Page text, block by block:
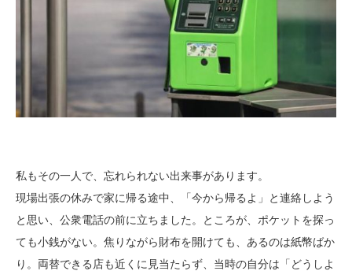
私もその一人で、忘れられない出来事があります。
現場出張の休みで家に帰る途中、「今から帰るよ」と連絡しよう
と思い、公衆電話の前に立ちました。ところが、ポケットを探っ
ても小銭がない。焦りながら財布を開けても、あるのは紙幣ばか
り。両替できる店も近くに見当たらず、当時の自分は「どうしよ